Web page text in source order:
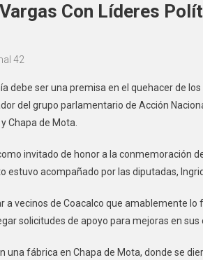
Con Líderes
42
debe ser una premisa en el quehacer de
del grupo parlamentario de Acción
Chapa de Mota.
invitado de honor a la conmemoración
estuvo acompañado por las diputadas,
a vecinos de Coacalco que amablemente
solicitudes de apoyo para mejoras en sus
una fábrica en Chapa de Mota, donde se